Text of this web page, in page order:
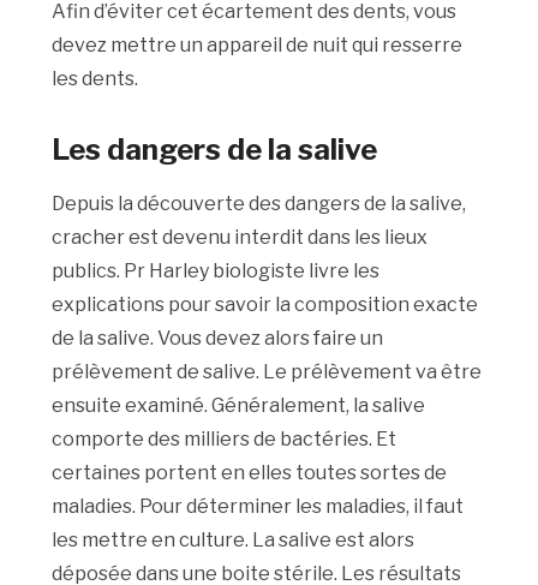
Afin d’éviter cet écartement des dents, vous
devez mettre un appareil de nuit qui resserre
les dents.
Les dangers de la salive
Depuis la découverte des dangers de la salive,
cracher est devenu interdit dans les lieux
publics. Pr Harley biologiste livre les
explications pour savoir la composition exacte
de la salive. Vous devez alors faire un
prélèvement de salive. Le prélèvement va être
ensuite examiné. Généralement, la salive
comporte des milliers de bactéries. Et
certaines portent en elles toutes sortes de
maladies. Pour déterminer les maladies, il faut
les mettre en culture. La salive est alors
déposée dans une boite stérile. Les résultats